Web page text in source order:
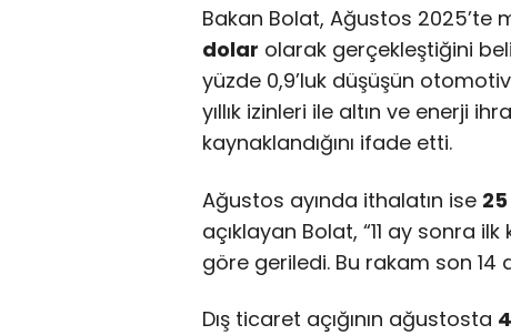
Bakan Bolat, Ağustos 2025’te
dolar olarak gerçekleştiğini
yüzde 0,9’luk düşüşün
yıllık izinleri ile altın ve enerji
kaynaklandığını ifade etti.
Ağustos ayında ithalatın ise
açıklayan Bolat, “11 ay sonra
göre geriledi. Bu rakam son 14
Dış ticaret açığının ağustosta